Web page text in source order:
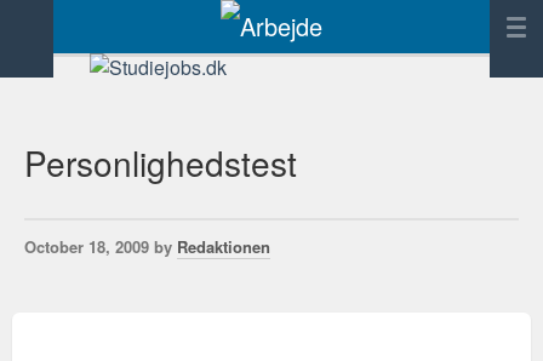
Annoncering
Kontakt
Personlighedstest
October 18, 2009 by Redaktionen